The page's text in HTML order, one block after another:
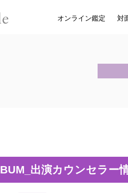
オンライン鑑定 対
出演カウンセラー